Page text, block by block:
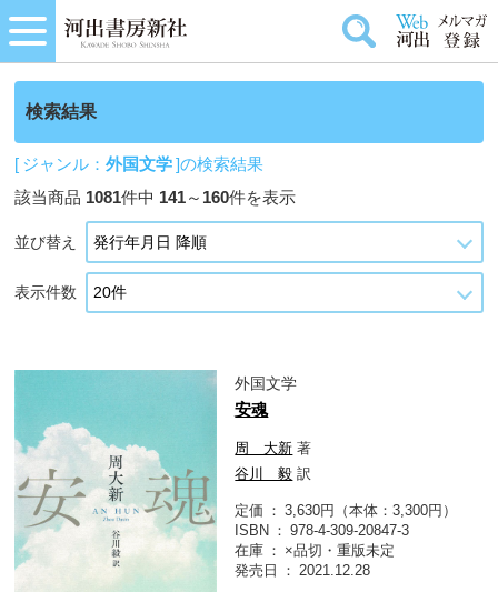
検索結果
[ ジャンル：外国文学]の検索結果
該当商品 1081件中 141～ 160件を表示
並び替え
表示件数
外国文学
安魂
周 大新 著
谷川 毅 訳
定価
3,630円（本体：3,300円）
ISBN
978-4-309-20847-3
在庫
×品切・重版未定
発売日
2021.12.28